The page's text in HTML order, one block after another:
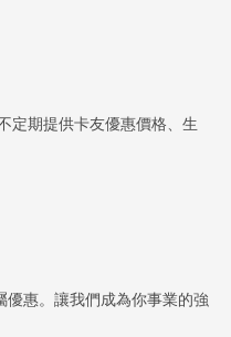
定期提供卡友優惠價格、生
惠。讓我們成為你事業的強